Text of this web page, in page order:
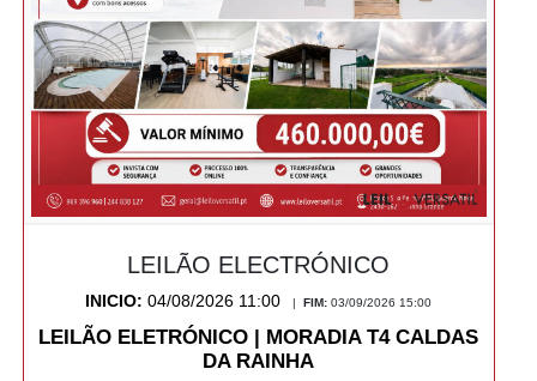
LEILÃO ELECTRÓNICO
INICIO:04/08/2026 11:00 |FIM:03/09/2026 15:00
LEILÃO ELETRÓNICO | MORADIA T4 CALDAS
DA RAINHA